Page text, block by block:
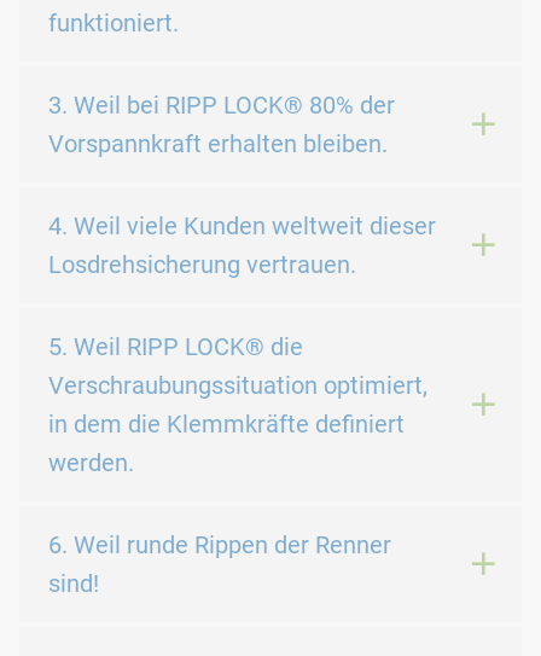
funktioniert.
3. Weil bei RIPP LOCK® 80% der
Vorspannkraft erhalten bleiben.
4. Weil viele Kunden weltweit dieser
Losdrehsicherung vertrauen.
5. Weil RIPP LOCK® die
Verschraubungssituation optimiert,
in dem die Klemmkräfte definiert
werden.
6. Weil runde Rippen der Renner
sind!